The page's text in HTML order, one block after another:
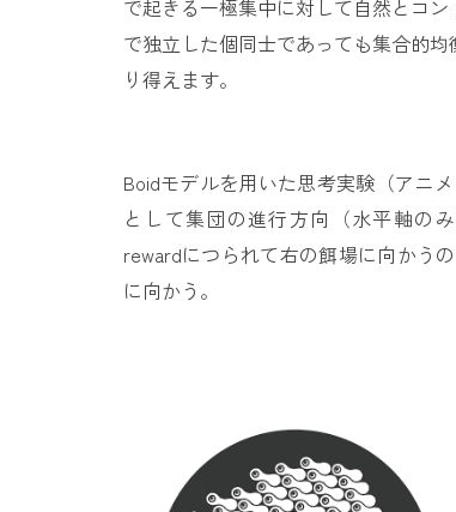
で起きる一極集中に対して自然とコ
で独立した個同士であっても集合的
り得えます。
Boidモデルを用いた思考実験（アニ
として集団の進行方向（水平軸の
rewardにつられて右の餌場に向かう
に向かう。